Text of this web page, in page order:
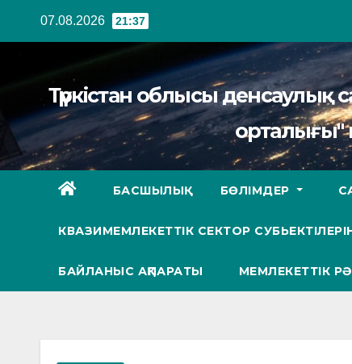
07.08.2026 21:37
Түркістан облысы
орталығы"
БАСШЫЛЫҚ БӨЛІМДЕР
КВАЗИМЕМЛЕКЕТТІК СЕКТОР
БАЙЛАНЫС АҚПАРАТЫ МЕМЛЕКЕТТІК